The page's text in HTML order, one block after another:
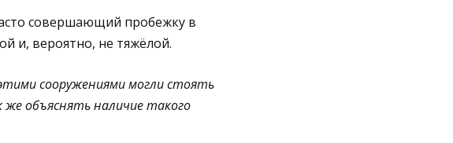
совершающий пробежку в
и, вероятно, не тяжёлой.
сооружениями могли стоять
объяснять наличие такого